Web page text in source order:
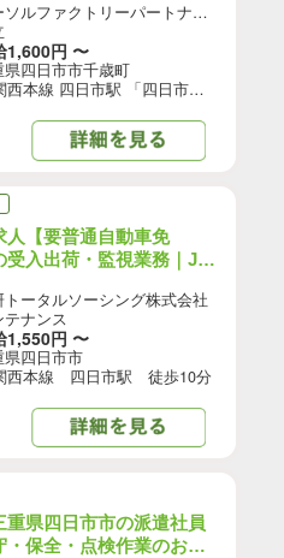
パーソルファクトリーパートナーズ株式会社
1,600円 〜
県四日市市千歳町
JR関西本線 四日市駅 「四日市駅」から車10分 ・近鉄「海山道駅」から車9分 ★自転車、バイク、マイカー通勤OK（無料駐車場あり）
人【要普通自動車免
入出荷・監視業務｜JR
トータルソーシング株式会社
テナンス
1,550円 〜
県四日市市
西本線 四日市駅 徒歩10分
重県四日市市の派遣社員
保全・点検作業のお仕